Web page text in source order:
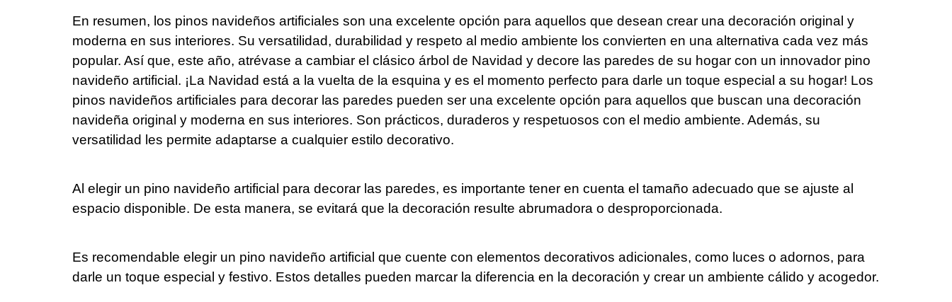
En resumen, los pinos navideños artificiales son una excelente opción para aquellos que desean crear una decoración original y
moderna en sus interiores. Su versatilidad, durabilidad y respeto al medio ambiente los convierten en una alternativa cada vez más
popular. Así que, este año, atrévase a cambiar el clásico árbol de Navidad y decore las paredes de su hogar con un innovador pino
navideño artificial. ¡La Navidad está a la vuelta de la esquina y es el momento perfecto para darle un toque especial a su hogar! Los
pinos navideños artificiales para decorar las paredes pueden ser una excelente opción para aquellos que buscan una decoración
navideña original y moderna en sus interiores. Son prácticos, duraderos y respetuosos con el medio ambiente. Además, su
versatilidad les permite adaptarse a cualquier estilo decorativo.
Al elegir un pino navideño artificial para decorar las paredes, es importante tener en cuenta el tamaño adecuado que se ajuste al
espacio disponible. De esta manera, se evitará que la decoración resulte abrumadora o desproporcionada.
Es recomendable elegir un pino navideño artificial que cuente con elementos decorativos adicionales, como luces o adornos, para
darle un toque especial y festivo. Estos detalles pueden marcar la diferencia en la decoración y crear un ambiente cálido y acogedor.